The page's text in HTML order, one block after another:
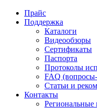
Прайс
Поддержка
Каталоги
Видеообзоры
Сертификаты
Паспорта
Протоколы
FAQ
Статьи и
Контакты
Региональные